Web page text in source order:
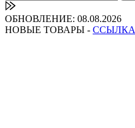
ОБНОВЛЕНИЕ: 08.08.2026
НОВЫЕ ТОВАРЫ - ССЫЛКА